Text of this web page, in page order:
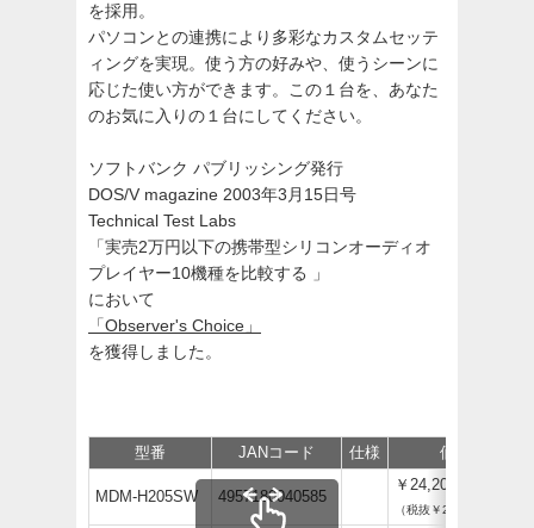
を採用。
パソコンとの連携により多彩なカスタムセッテ
ィングを実現。使う方の好みや、使うシーンに
応じた使い方ができます。この１台を、あなた
のお気に入りの１台にしてください。
ソフトバンク パブリッシング発行
DOS/V magazine 2003年3月15日号
Technical Test Labs
「実売2万円以下の携帯型シリコンオーディオ
プレイヤー10機種を比較する 」
において
「Observer's Choice」
を獲得しました。
型番 JANコード 仕様 価格
MDM-H205SW 4957180040585
￥24,200
（税抜￥22,000）